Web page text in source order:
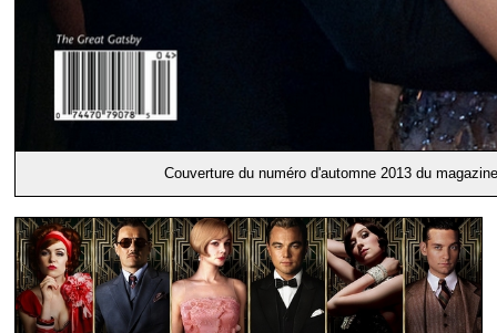
Couverture du numéro d'automne 2013 du